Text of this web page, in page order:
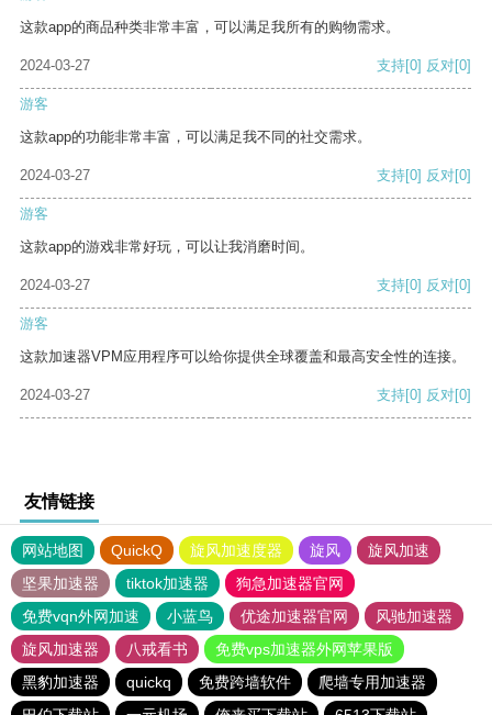
这款app的商品种类非常丰富，可以满足我所有的购物需求。
2024-03-27 支持[0] 反对[0]
游客
这款app的功能非常丰富，可以满足我不同的社交需求。
2024-03-27 支持[0] 反对[0]
游客
这款app的游戏非常好玩，可以让我消磨时间。
2024-03-27 支持[0] 反对[0]
游客
这款加速器VPM应用程序可以给你提供全球覆盖和最高安全性的连接。
2024-03-27 支持[0] 反对[0]
友情链接
网站地图 QuickQ 旋风加速度器 旋风
旋风加速
坚果加速器
tiktok加速器
狗急加速器官网
免费vqn外网加速
小蓝鸟 优途加速器官网
风驰加速器
旋风加速器
八戒看书
免费vps加速器外网苹果版
黑豹加速器
quickq 免费跨墙软件
爬墙专用加速器